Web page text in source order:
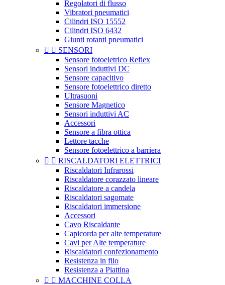
Regolatori di flusso
Vibratori pneumatici
Cilindri ISO 15552
Cilindri ISO 6432
Giunti rotanti pneumatici
  SENSORI
Sensore fotoeletrico Reflex
Sensori induttivi DC
Sensore capacitivo
Sensore fotoelettrico diretto
Ultrasuoni
Sensore Magnetico
Sensori induttivi AC
Accessori
Sensore a fibra ottica
Lettore tacche
Sensore fotoelettrico a barriera
  RISCALDATORI ELETTRICI
Riscaldatori Infrarossi
Riscaldatore corazzato lineare
Riscaldatore a candela
Riscaldatori sagomate
Riscaldatori immersione
Accessori
Cavo Riscaldante
Capicorda per alte temperature
Cavi per Alte temperature
Riscaldatori confezionamento
Resistenza in filo
Resistenza a Piattina
  MACCHINE COLLA